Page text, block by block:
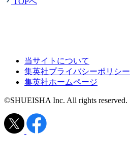
当サイトについて
集英社プライバシーポリシー
集英社ホームページ
©SHUEISHA Inc. All rights reserved.